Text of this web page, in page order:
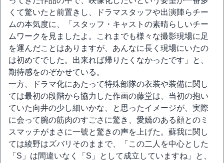
くて驚いたと前置きし、ドラマスタッフや出演陣らチー
ムの本気度に、「スタッフ・キャストの素晴らしいチー
ムワークを見ましたよ。これまでも様々な撮影現場に足
を運んだことはありますが、あんなに長く現場にいたの
は初めてでした。出来れば帰りたくなかったです」と、
期待感をのぞかせている。
一方、ドラマ化にあたって特殊部隊の衣装や装備に関し
ては最初の段階から協力した作画の藤堂は、当初の抱い
ていた向井の少し細いかな、と思ったイメージが、実際
に会って腕の筋肉のすごさに驚き、愛嬌のある顔とのミ
スマッチがまさに一號と驚きの声を上げた。蘇我に関し
ては綾野はズバリそのままで、「この二人を中心とした
「S」は間違いなく「S」として成立していますね」と、